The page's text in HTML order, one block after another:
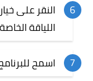
اللياقة
اسمح